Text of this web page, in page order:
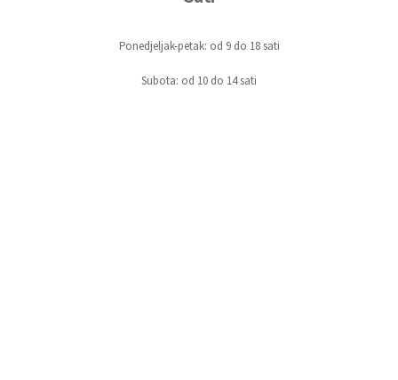
Ponedjeljak-petak: od 9 do 18 sati
Subota: od 10 do 14 sati